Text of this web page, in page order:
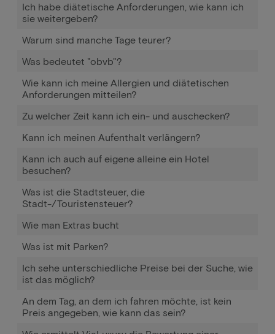
Ich habe diätetische Anforderungen, wie kann ich
sie weitergeben?
Warum sind manche Tage teurer?
Was bedeutet "obvb"?
Wie kann ich meine Allergien und diätetischen
Anforderungen mitteilen?
Zu welcher Zeit kann ich ein- und auschecken?
Kann ich meinen Aufenthalt verlängern?
Kann ich auch auf eigene alleine ein Hotel
besuchen?
Was ist die Stadtsteuer, die
Stadt-/Touristensteuer?
Wie man Extras bucht
Was ist mit Parken?
Ich sehe unterschiedliche Preise bei der Suche, wie
ist das möglich?
An dem Tag, an dem ich fahren möchte, ist kein
Preis angegeben, wie kann das sein?